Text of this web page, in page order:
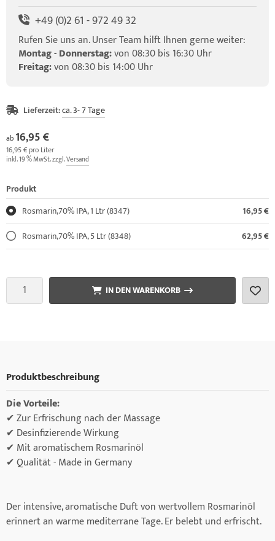
+49 (0)2 61 - 972 49 32
Rufen Sie uns an. Unser Team hilft Ihnen gerne weiter:
Montag - Donnerstag:von 08:30 bis 16:30 Uhr
Freitag:von 08:30 bis 14:00 Uhr
Lieferzeit:ca. 3- 7 Tage
ab 16,95 €
16,95 € pro Liter
inkl. 19 % MwSt. zzgl.Versand
Produkt
Rosmarin,70% IPA, 1 Ltr (8347)
16,95 €
Rosmarin,70% IPA, 5 Ltr (8348)
62,95 €
IN DEN WARENKORB
Produktbeschreibung
Die Vorteile:
✔ Zur Erfrischung nach der Massage
✔ Desinfizierende Wirkung
✔ Mit aromatischem Rosmarinöl
✔ Qualität - Made in Germany
Der intensive, aromatische Duft von wertvollem Rosmarinöl
erinnert an warme mediterrane Tage. Er belebt und erfrischt.